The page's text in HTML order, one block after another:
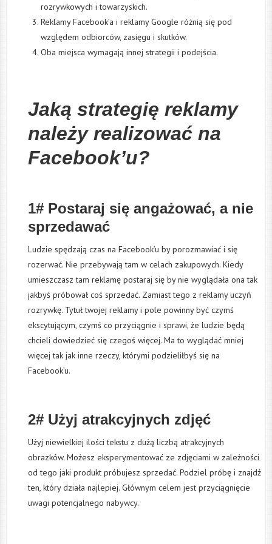
rozrywkowych i towarzyskich.
Reklamy Facebook’a i reklamy Google różnią się pod
względem odbiorców, zasięgu i skutków.
Oba miejsca wymagają innej strategii i podejścia.
Jaką strategię reklamy
należy realizować na
Facebook’u?
1# Postaraj się angażować, a nie
sprzedawać
Ludzie spędzają czas na Facebook’u by porozmawiać i się
rozerwać. Nie przebywają tam w celach zakupowych. Kiedy
umieszczasz tam reklamę postaraj się by nie wyglądała ona tak
jakbyś próbował coś sprzedać. Zamiast tego z reklamy uczyń
rozrywkę. Tytuł twojej reklamy i pole powinny być czymś
ekscytującym, czymś co przyciągnie i sprawi, że ludzie będą
chcieli dowiedzieć się czegoś więcej. Ma to wyglądać mniej
więcej tak jak inne rzeczy, którymi podzieliłbyś się na
Facebook’u.
2# Użyj atrakcyjnych zdjęć
Użyj niewielkiej ilości tekstu z dużą liczbą atrakcyjnych
obrazków. Możesz eksperymentować ze zdjęciami w zależności
od tego jaki produkt próbujesz sprzedać. Podziel próbę i znajdź
ten, który działa najlepiej. Głównym celem jest przyciągnięcie
uwagi potencjalnego nabywcy.